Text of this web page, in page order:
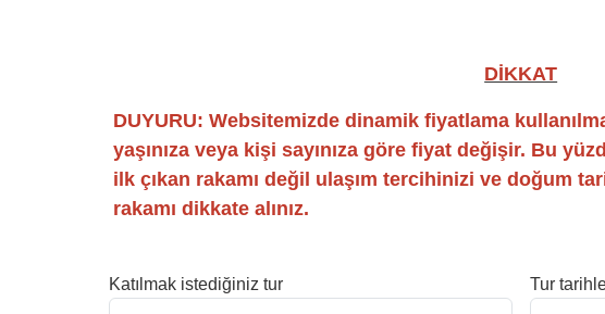
DİKKAT
DUYURU: Websitemizde dinamik fiyatlama
yaşınıza veya kişi sayınıza göre fiyat değişir. Bu
ilk çıkan rakamı değil ulaşım tercihinizi ve doğum
rakamı dikkate alınız.
Katılmak istediğiniz tur Tur